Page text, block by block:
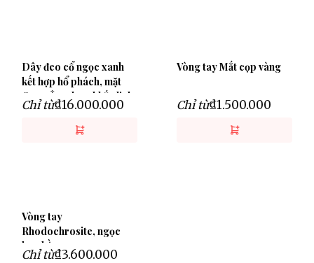
Dây đeo cổ ngọc xanh
kết hợp hổ phách, mặt
Quan Âm chạm khắc linh
thiêng
Chỉ từ₫16.000.000
Vòng tay Mắt cọp vàng
Chỉ từ₫1.500.000
Vòng tay
Rhodochrosite, ngọc
hoa hồng
Chỉ từ₫3.600.000